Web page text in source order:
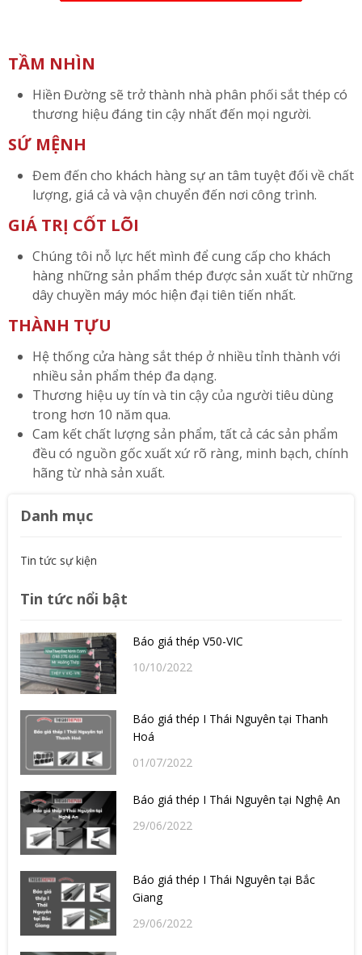
TẦM NHÌN
Hiền Đường sẽ trở thành nhà phân phối sắt thép có
thương hiệu đáng tin cậy nhất đến mọi người.
SỨ MỆNH
Đem đến cho khách hàng sự an tâm tuyệt đối về chất
lượng, giá cả và vận chuyển đến nơi công trình.
GIÁ TRỊ CỐT LÕI
Chúng tôi nỗ lực hết mình để cung cấp cho khách
hàng những sản phẩm thép được sản xuất từ những
dây chuyền máy móc hiện đại tiên tiến nhất.
THÀNH TỰU
Hệ thống cửa hàng sắt thép ở nhiều tỉnh thành với
nhiều sản phẩm thép đa dạng.
Thương hiệu uy tín và tin cậy của người tiêu dùng
trong hơn 10 năm qua.
Cam kết chất lượng sản phẩm, tất cả các sản phẩm
đều có nguồn gốc xuất xứ rõ ràng, minh bạch, chính
hãng từ nhà sản xuất.
Danh mục
Tin tức sự kiện
Tin tức nổi bật
Báo giá thép V50-VIC
10/10/2022
Báo giá thép I Thái Nguyên tại Thanh
Hoá
01/07/2022
Báo giá thép I Thái Nguyên tại Nghệ An
29/06/2022
Báo giá thép I Thái Nguyên tại Bắc
Giang
29/06/2022